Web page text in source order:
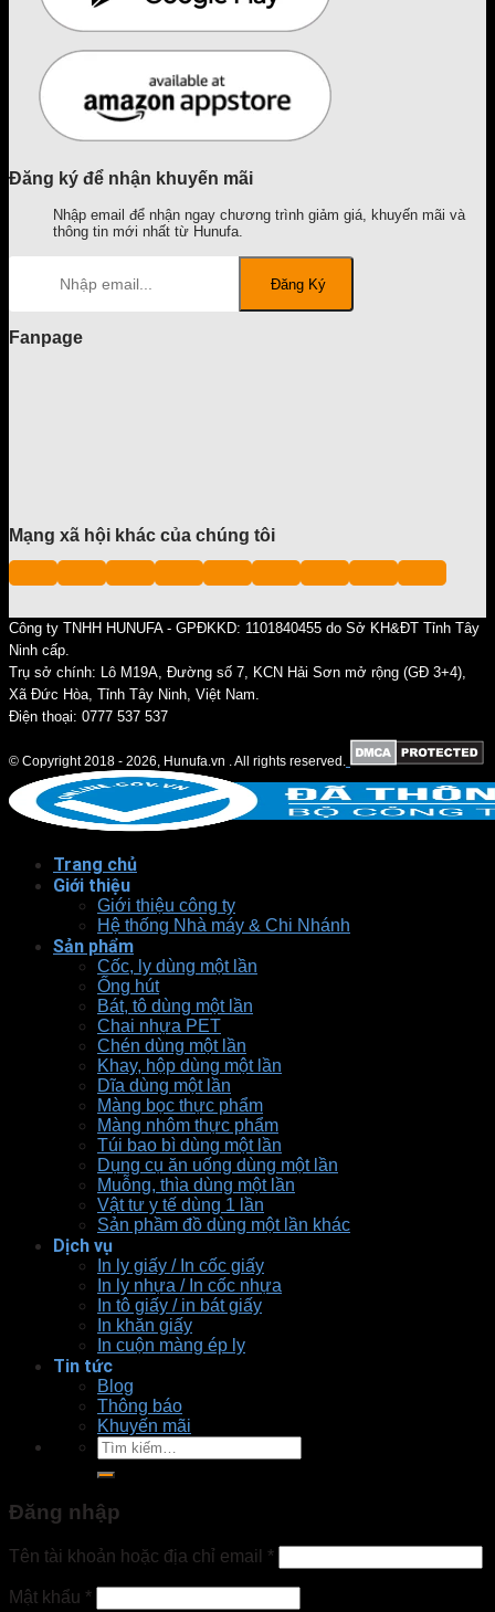
Đăng ký để nhận khuyến mãi
Nhập email để nhận ngay chương trình giảm giá, khuyến mãi và
thông tin mới nhất từ Hunufa.
Fanpage
Mạng xã hội khác của chúng tôi
Công ty TNHH HUNUFA - GPĐKKD: 1101840455 do Sở KH&ĐT Tỉnh Tây
Ninh cấp.
Trụ sở chính: Lô M19A, Đường số 7, KCN Hải Sơn mở rộng (GĐ 3+4),
Xã Đức Hòa, Tỉnh Tây Ninh, Việt Nam.
Điện thoại: 0777 537 537
© Copyright 2018 - 2026, Hunufa.vn . All rights reserved.
Trang chủ
Giới thiệu
Giới thiệu công ty
Hệ thống Nhà máy & Chi Nhánh
Sản phẩm
Cốc, ly dùng một lần
Ống hút
Bát, tô dùng một lần
Chai nhựa PET
Chén dùng một lần
Khay, hộp dùng một lần
Dĩa dùng một lần
Màng bọc thực phẩm
Màng nhôm thực phẩm
Túi bao bì dùng một lần
Dụng cụ ăn uống dùng một lần
Muỗng, thìa dùng một lần
Vật tư y tế dùng 1 lần
Sản phầm đồ dùng một lần khác
Dịch vụ
In ly giấy / In cốc giấy
In ly nhựa / In cốc nhựa
In tô giấy / in bát giấy
In khăn giấy
In cuộn màng ép ly
Tin tức
Blog
Thông báo
Khuyến mãi
Tìm
kiếm:
Đăng nhập
Tên tài khoản hoặc địa chỉ email *
Mật khẩu *